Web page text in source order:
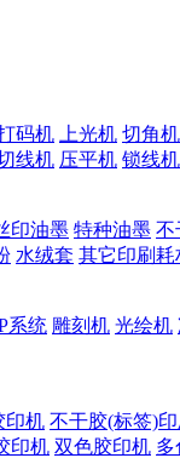
码机 上光机 切角机
线机 压平机 锁线机
印油墨 特种油墨 不
水绒套 其它印刷耗
系统 雕刻机 光绘机
印机 不干胶(标签)
印机 双色胶印机 多